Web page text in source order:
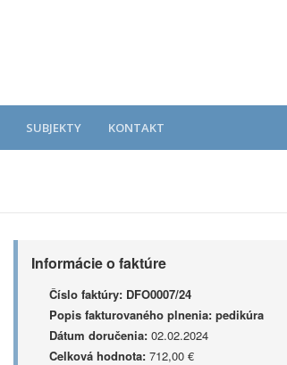
SUBJEKTY KONTAKT
Informácie o faktúre
Číslo faktúry: DFO0007/24
Popis fakturovaného plnenia: pedikúra
Dátum doručenia:02.02.2024
Celková hodnota:712,00 €